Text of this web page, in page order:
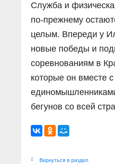
Служба и
по-прежнему
целым. Впереди у
новые победы и
соревнованиям в
которые он вместе с
бегунов со всей
Вернуться в раздел